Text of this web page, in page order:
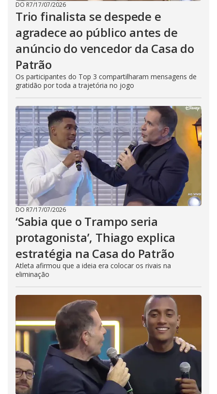
DO R7/17/07/2026
Trio finalista se despede e
agradece ao público antes de
anúncio do vencedor da Casa do
Patrão
Os participantes do Top 3 compartilharam mensagens de
gratidão por toda a trajetória no jogo
DO R7/17/07/2026
‘Sabia que o Trampo seria
protagonista’, Thiago explica
estratégia na Casa do Patrão
Atleta afirmou que a ideia era colocar os rivais na
eliminação